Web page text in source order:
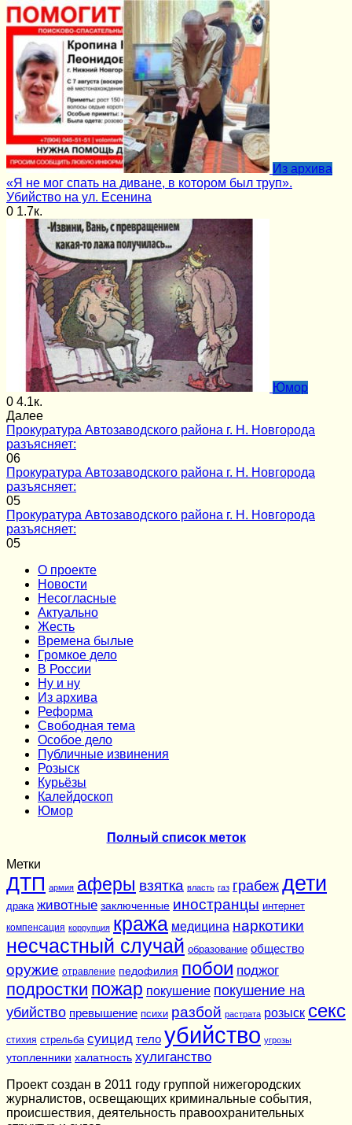
Из архива
«Я не мог спать на диване, в котором был труп».
Убийство на ул. Есенина
0 1.7к.
Юмор
0 4.1к.
Далее
Прокуратура Автозаводского района г. Н. Новгорода
разъясняет:
06
Прокуратура Автозаводского района г. Н. Новгорода
разъясняет:
05
Прокуратура Автозаводского района г. Н. Новгорода
разъясняет:
05
О проекте
Новости
Несогласные
Актуально
Жесть
Времена былые
Громкое дело
В России
Ну и ну
Из архива
Реформа
Cвободная тема
Особое дело
Публичные извинения
Розыск
Курьёзы
Калейдоскоп
Юмор
Полный список меток
Метки
ДТП армия аферы взятка власть газ грабеж дети
драка животные заключенные иностранцы интернет
компенсация коррупция кража медицина наркотики
несчастный случай образование общество
оружие отравление педофилия побои поджог
подростки пожар покушение покушение на
убийство превышение психи разбой растрата розыск секс
стихия стрельба суицид тело убийство угрозы
утопленники халатность хулиганство
Проект создан в 2011 году группой нижегородских
журналистов, освещающих криминальные события,
происшествия, деятельность правоохранительных